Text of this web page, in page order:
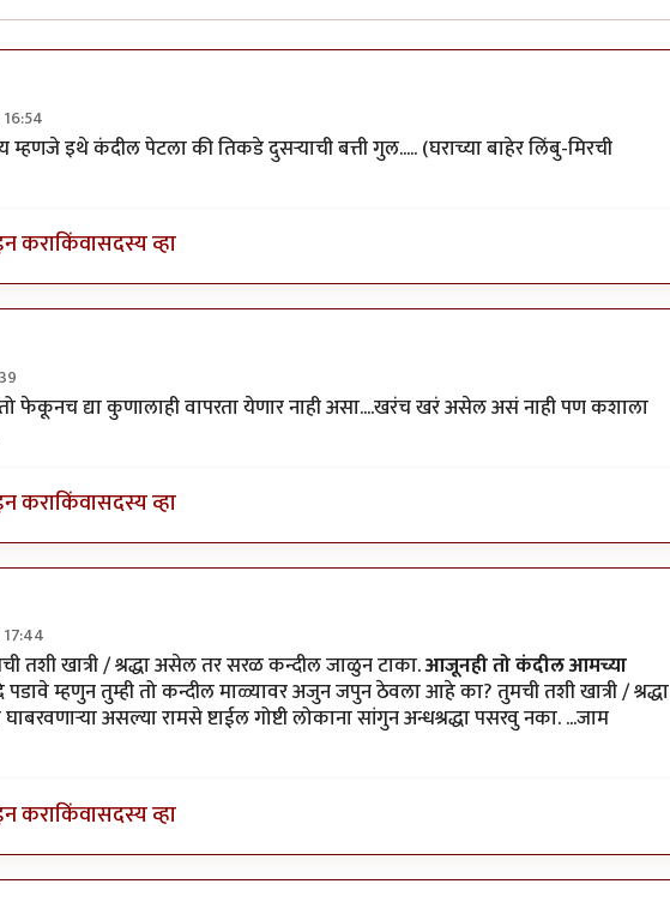
इथे कंदील पेटला की तिकडे दुसर्‍याची बत्ती गुल..... (घराच्या बाहेर लिंबु-मिरची
कराकिंवासदस्य व्हा
फेकूनच द्या कुणालाही वापरता येणार नाही असा....खरंच खरं असेल असं नाही पण कशाला
कराकिंवासदस्य व्हा
तशी खात्री / श्रद्धा असेल तर सरळ कन्दील जाळुन टाका.आजूनही तो कंदील आमच्या
म्हणुन तुम्ही तो कन्दील माळ्यावर अजुन जपुन ठेवला आहे का? तुमची तशी खात्री / श्रद्धा
असल्या रामसे ष्टाईल गोष्टी लोकाना सांगुन अन्धश्रद्धा पसरवु नका. ...जाम
कराकिंवासदस्य व्हा